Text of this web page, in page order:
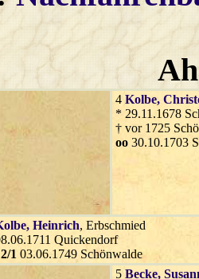
4 Kolbe,
* 29.11.1678
† vor 1725
oo 30.10.1703
, Heinrich, Erbschmied
Quickendorf
1 03.06.1749 Schönwalde
5 Becke,